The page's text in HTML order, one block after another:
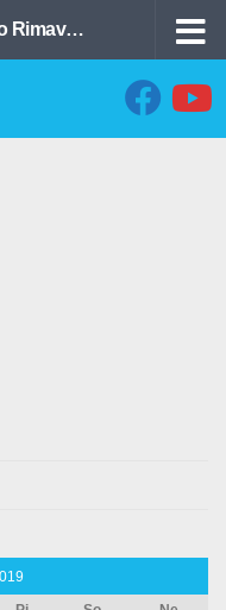
Základná škola Pavla Dobšinského Rimavská Sobota